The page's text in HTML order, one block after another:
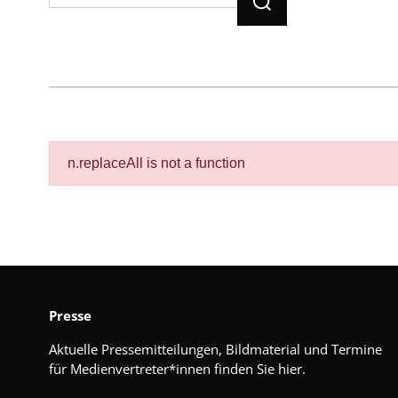
n.replaceAll is not a function
Presse
Aktuelle Pressemitteilungen, Bildmaterial und Termine
für Medienvertreter*innen finden Sie hier.